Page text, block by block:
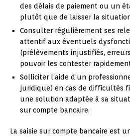
des délais de paiement ou un
plutôt que de laisser la situation
Consulter régulièrement ses
attentif aux éventuels
(prélèvements injustifiés,
pouvoir les contester
Solliciter l’aide d’un
juridique) en cas de difficultés
une solution adaptée à sa
sur compte bancaire.
La saisie sur compte bancaire est